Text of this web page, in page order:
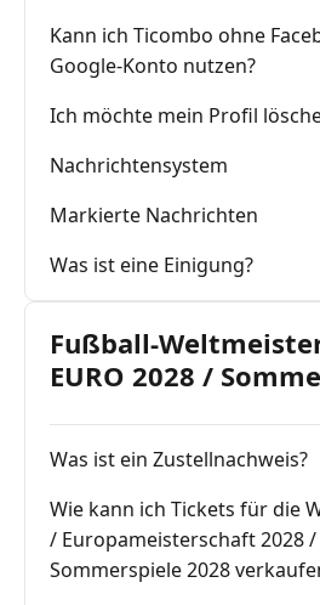
Kann ich Ticombo ohne
Google-Konto nutzen?
Ich möchte mein Profil
Nachrichtensystem
Markierte Nachrichten
Was ist eine Einigung?
Fußball-
EURO 2028 /
Was ist ein Zustellnachweis?
Wie kann ich Tickets für die
/ Europameisterschaft 2028
Sommerspiele 2028